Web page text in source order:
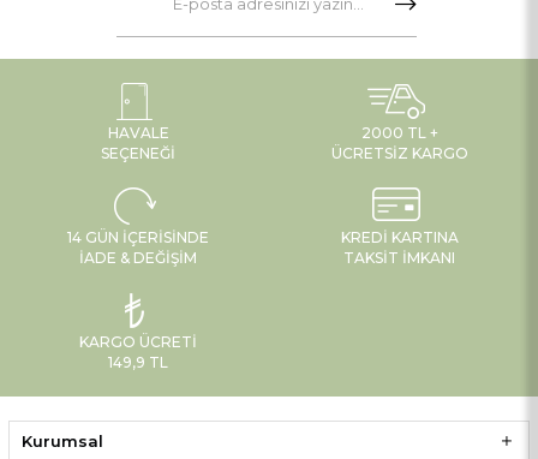
HAVALE
SEÇENEĞI
2000 TL +
ÜCRETSIZ KARGO
14 GÜN İÇERISINDE
İADE & DEĞIŞIM
KREDI KARTINA
TAKSIT İMKANI
KARGO ÜCRETI
149,9 TL
Kurumsal